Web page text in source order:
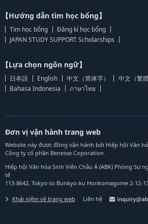
【Hướng dẫn tìm học bổng】
Tìm học bổng
Đăng kí học bổng
JAPAN STUDY SUPPORT Scholarships
【Lựa chọn ngôn ngữ】
日本語 English 中文（简体字） 中文（繁體
Bahasa Indonesia
ภาษาไทย
Đơn vị vận hành trang web
Website này được đồng vận hành bởi Hiệp hội Văn
Công ty cổ phần Benesse Coporation.
Hiệp hội Văn hóa Sinh Viên Châu Á (ABK) Phòng Sự
tế
113-8642, Tokyo-to Bunkyo-ku Honkomagome 2-12-
Khái niệm về trang web Liên hệ